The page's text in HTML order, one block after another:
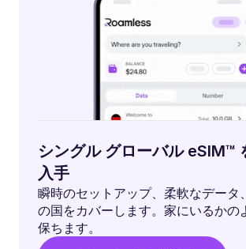
シングル グローバル eSIM™
入手
瞬時のセットアップ、柔軟なデータ
の国をカバーします。家にいるかの
保ちます。